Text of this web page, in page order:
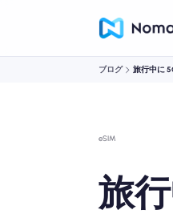
ブログ 旅行中に
eSIM
旅